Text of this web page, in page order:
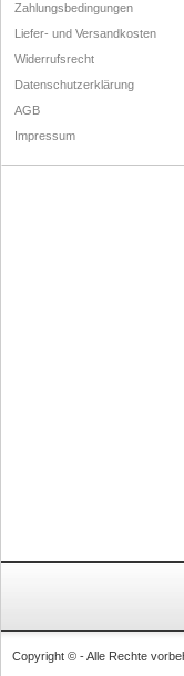
Zahlungsbedingungen
Liefer- und Versandkosten
Widerrufsrecht
Datenschutzerklärung
AGB
Impressum
Copyright © - Alle Rechte